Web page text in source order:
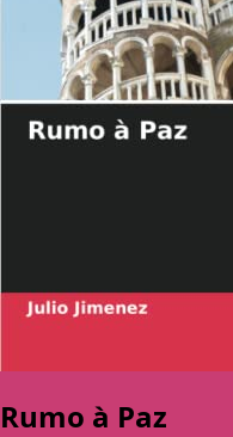
Rumo à Paz